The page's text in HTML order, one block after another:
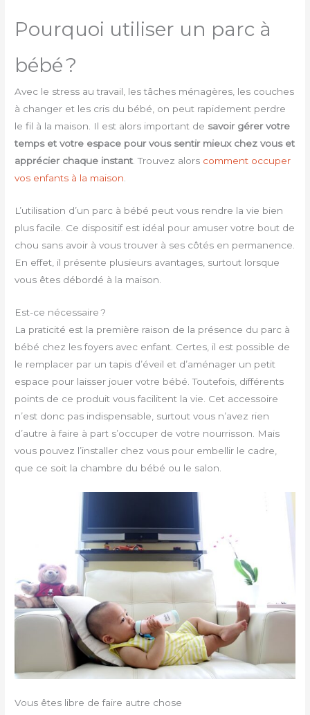
Pourquoi utiliser un parc à
bébé ?
Avec le stress au travail, les tâches ménagères, les couches
à changer et les cris du bébé, on peut rapidement perdre
le fil à la maison. Il est alors important de savoir gérer votre
temps et votre espace pour vous sentir mieux chez vous et
apprécier chaque instant. Trouvez alors comment occuper
vos enfants à la maison.
L’utilisation d’un parc à bébé peut vous rendre la vie bien
plus facile. Ce dispositif est idéal pour amuser votre bout de
chou sans avoir à vous trouver à ses côtés en permanence.
En effet, il présente plusieurs avantages, surtout lorsque
vous êtes débordé à la maison.
Est-ce nécessaire ?
La praticité est la première raison de la présence du parc à
bébé chez les foyers avec enfant. Certes, il est possible de
le remplacer par un tapis d’éveil et d’aménager un petit
espace pour laisser jouer votre bébé. Toutefois, différents
points de ce produit vous facilitent la vie. Cet accessoire
n’est donc pas indispensable, surtout vous n’avez rien
d’autre à faire à part s’occuper de votre nourrisson. Mais
vous pouvez l’installer chez vous pour embellir le cadre,
que ce soit la chambre du bébé ou le salon.
Vous êtes libre de faire autre chose